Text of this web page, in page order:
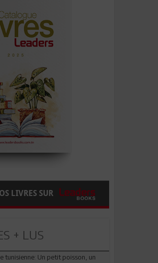
LIVRES SUR
+ LUS
tunisienne: Un petit poisson, un